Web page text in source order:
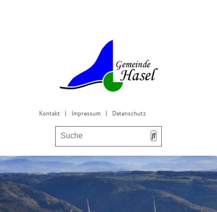
Kontakt | Impressum | Datenschutz
Bürgerservice & Gemeinderat
Leben in Hasel